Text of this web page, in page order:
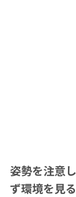
姿勢を注意
ず環境を見る